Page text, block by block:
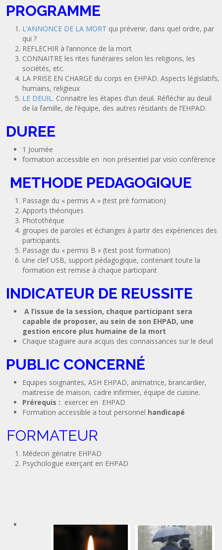
PROGRAMME
L’ANNONCE DE LA MORT qui prévenir, dans quel ordre, par
qui ?
REFLECHIR à l’annonce de la mort
CONNAITRE les rites funéraires selon les religions, les
sociétés, etc.
LA PRISE EN CHARGE du corps en EHPAD. Aspects législatifs,
humains, religieux
LE DEUIL. Connaitre les étapes d’un deuil. Réfléchir au deuil
de la famille, de l’équipe, des autres résidants de l’EHPAD.
DUREE
1 Journée
formation accessible en non présentiel par visio conférence
METHODE PEDAGOGIQUE
Passage du « permis A » (test pré formation)
Apports théoriques
Photothèque
groupes de paroles et échanges à partir des expériences des
participants.
Passage du « permis B » (test post formation)
Une clef USB, support pédagogique, contenant toute la
formation est remise à chaque participant
INDICATEUR DE REUSSITE
A l’issue de la session, chaque participant sera
capable de proposer, au sein de son EHPAD, une
gestion encore plus humaine de la mort
Chaque stagiaire aura acquis des connaissances sur le deuil
PUBLIC CONCERNÉ
Equipes soignantes, ASH EHPAD, animatrice, brancardier,
maitresse de maison, cadre infirmier, équipe de cuisine.
Prérequis : exercer en EHPAD
Formation accessible a tout personnel handicapé
FORMATEUR
Médecin gériatre EHPAD
Psychologue exerçant en EHPAD